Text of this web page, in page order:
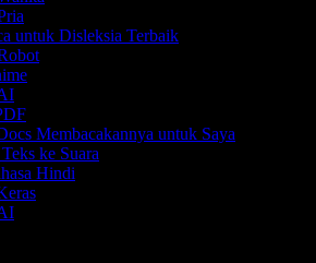
untuk Disleksia Terbaik
Membacakannya untuk Saya
ke Suara
Hindi